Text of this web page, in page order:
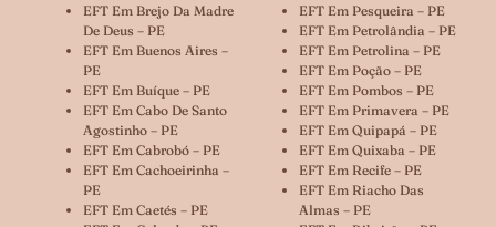
EFT Em Brejo Da Madre
De Deus – PE
EFT Em Buenos Aires –
PE
EFT Em Buíque – PE
EFT Em Cabo De Santo
Agostinho – PE
EFT Em Cabrobó – PE
EFT Em Cachoeirinha –
PE
EFT Em Caetés – PE
EFT Em Pesqueira – PE
EFT Em Petrolândia – PE
EFT Em Petrolina – PE
EFT Em Poção – PE
EFT Em Pombos – PE
EFT Em Primavera – PE
EFT Em Quipapá – PE
EFT Em Quixaba – PE
EFT Em Recife – PE
EFT Em Riacho Das
Almas – PE